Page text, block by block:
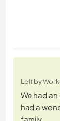
Left by
We had
had a
family.